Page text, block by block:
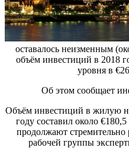
оставалось неизменным
объём инвестиций в 2018
уровня в
Об этом сообщает
Объём инвестиций в жилую
году составил около
продолжают стремительно
рабочей группы